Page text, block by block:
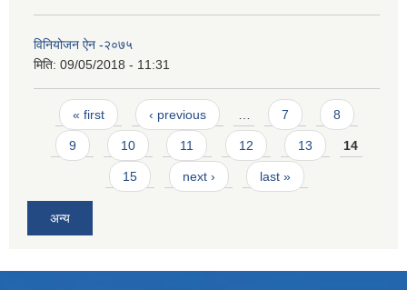
विनियोजन ऐन -२०७५
मिति: 09/05/2018 - 11:31
Pages
« first ‹ previous 7 8
9 10 11 12 13 14
15 next › last »
अन्य